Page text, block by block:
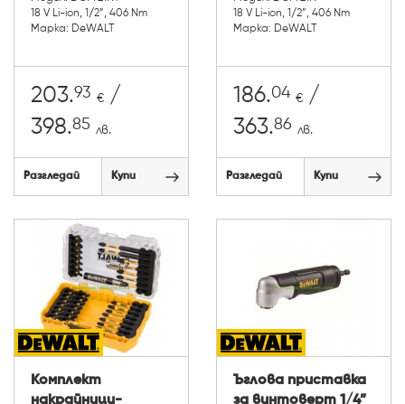
18 V Li-ion, 1/2”, 406 Nm
Марка: DeWALT
203.93 € /
398.85 лв.
Разгледай Купи
18 V Li-ion, 1/2”, 406 Nm
Марка: DeWALT
186.04 € /
363.86 лв.
Разгледай Купи
Комплект
накрайници-
Ъглова приставка
за винтоверт 1/4”